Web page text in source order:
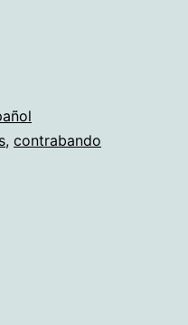
, contrabando